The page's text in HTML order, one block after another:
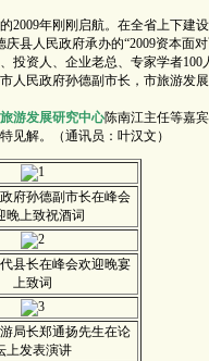
2009年刚刚启航。在全省上下建
县人民政府承办的“2009资本面
投资人、企业老总、专家学者100
人民政府孙德副市长，市旅游发
游发展研究中心陈南江主任等嘉
见解。（通讯员：叶汉文）
府孙德副市长在峰会
晚上致祝酒词
县长在峰会欢迎晚宴
上致词
局长郑通扬先生在论
上发表演讲